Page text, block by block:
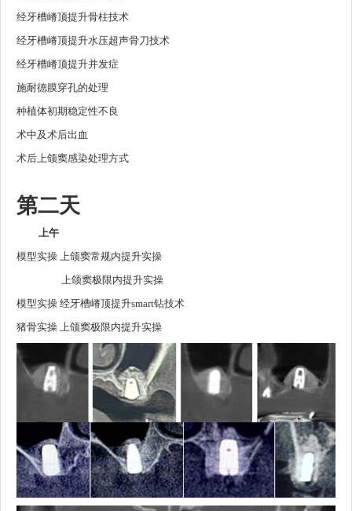
经牙槽嵴顶提升骨柱技术
经牙槽嵴顶提升水压超声骨刀技术
经牙槽嵴顶提升并发症
施耐德膜穿孔的处理
种植体初期稳定性不良
术中及术后出血
术后上颌窦感染处理方式
第二天
上午
模型实操 上颌窦常规内提升实操
上颌窦极限内提升实操
模型实操 经牙槽嵴顶提升smart钻技术
猪骨实操 上颌窦极限内提升实操